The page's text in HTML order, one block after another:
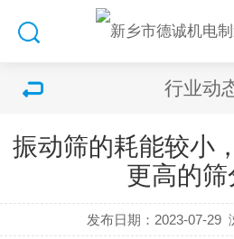
行业动
振动筛的耗能较小
更高的筛
发布日期：2023-07-29